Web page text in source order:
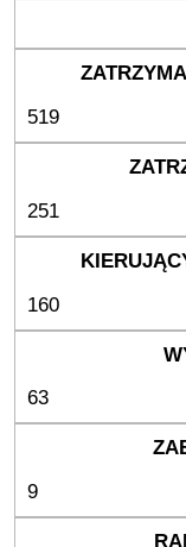
519
251
160
63
9